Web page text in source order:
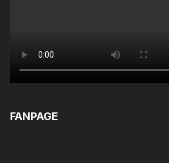
FANPAGE